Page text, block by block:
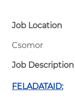
Job Location
Csomor
Job Description
FELADATAID: